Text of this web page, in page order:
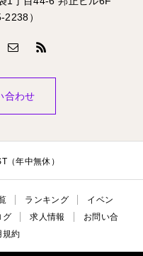
2238）
合わせ
（年中無休）
ランキング
イベン
グ 求人情報
お問い合
規約